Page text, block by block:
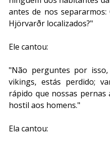
antes de nos
Hjörvarðr localizados?"
Ele cantou:
"Não perguntes por
vikings, estás perdido;
rápido que nossas
hostil aos homens."
Ela cantou: